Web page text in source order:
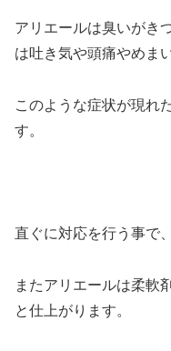
アリエールは臭いがき
は吐き気や頭痛やめま
このような症状が現れ
す。
直ぐに対応を行う事で
またアリエールは柔軟
と仕上がります。